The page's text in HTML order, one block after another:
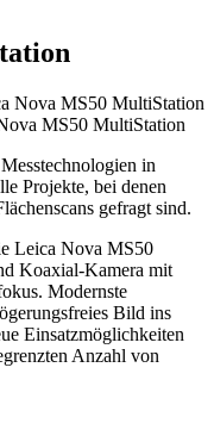
MS50 MultiStation
in
Projekte, bei denen
gefragt sind.
Leica Nova MS50
Koaxial-Kamera mit
Modernste
Bild ins
Einsatzmöglichkeiten
Anzahl von